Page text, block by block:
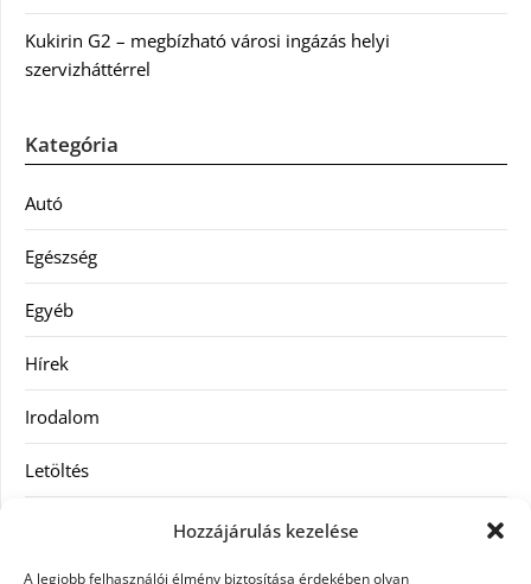
Hozzájárulás kezelése
A legjobb felhasználói élmény biztosítása érdekében olyan
Kukirin G2 – megbízható városi ingázás helyi
szervizháttérrel
Kategória
Autó
Egészség
Egyéb
Hírek
Irodalom
Letöltés
SEO